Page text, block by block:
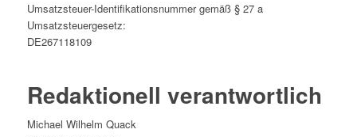
Umsatzsteuer-Identifikationsnummer gemäß § 27 a
Umsatzsteuergesetz:
DE267118109
Redaktionell verantwortlich
Michael Wilhelm Quack